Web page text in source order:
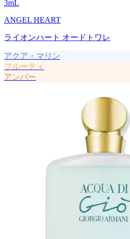
3mL
ANGEL HEART
ライオンハート オードトワレ
アクア・マリン
フルーティ
アンバー